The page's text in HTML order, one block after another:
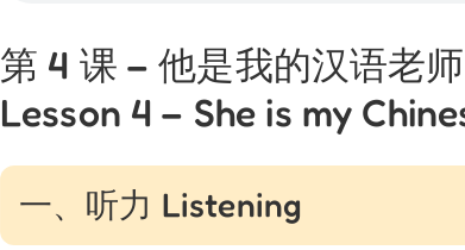
第 4 课 – 他是我的汉语老师
Lesson 4 – She is my
一、听力 Listening